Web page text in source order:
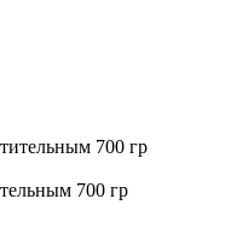
700 гр